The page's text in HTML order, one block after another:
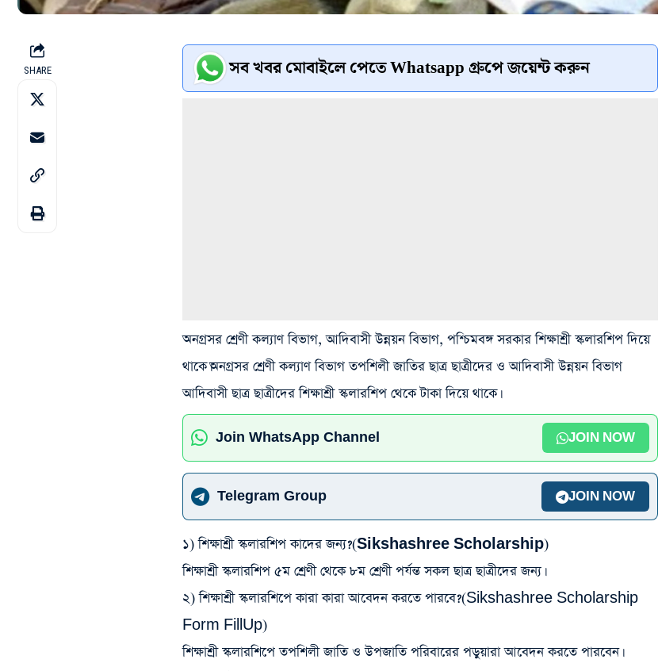
SHARE সব খবর মোবাইলে পেতে Whatsapp গ্রুপে জয়েন্ট করুন
অনগ্রসর শ্রেণী কল্যাণ বিভাগ, আদিবাসী উন্নয়ন বিভাগ, পশ্চিমবঙ্গ সরকার শিক্ষাশ্রী স্কলারশিপ দিয়ে
থাকে।অনগ্রসর শ্রেণী কল্যাণ বিভাগ তপশিলী জাতির ছাত্র ছাত্রীদের ও আদিবাসী উন্নয়ন বিভাগ
আদিবাসী ছাত্র ছাত্রীদের শিক্ষাশ্রী স্কলারশিপ থেকে টাকা দিয়ে থাকে।
Join WhatsApp Channel JOIN NOW
Telegram Group JOIN NOW
১) শিক্ষাশ্রী স্কলারশিপ কাদের জন্য?(Sikshashree Scholarship)
শিক্ষাশ্রী স্কলারশিপ ৫ম শ্রেণী থেকে ৮ম শ্রেণী পর্যন্ত সকল ছাত্র ছাত্রীদের জন্য।
২) শিক্ষাশ্রী স্কলারশিপে কারা কারা আবেদন করতে পারবে?(Sikshashree Scholarship
Form FillUp)
শিক্ষাশ্রী স্কলারশিপে তপশিলী জাতি ও উপজাতি পরিবারের পড়ুয়ারা আবেদন করতে পারবেন।